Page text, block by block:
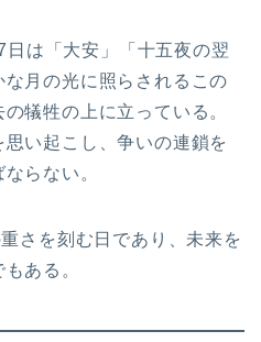
は「大安」「十五夜の翌
月の光に照らされるこの
犠牲の上に立っている。
い起こし、争いの連鎖を
らない。
さを刻む日であり、未来を
ある。